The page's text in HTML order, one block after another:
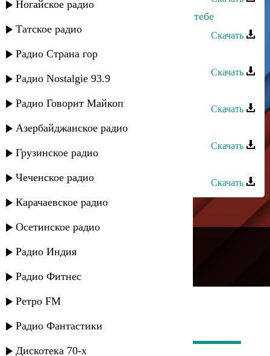
Ногайское радио
Татское радио
Радио Страна гор
Радио Nostalgie 93.9
Радио Говорит Майкоп
Азербайджанское радио
Грузинское радио
Чеченское радио
Карачаевское радио
Осетинское радио
Радио Индия
Радио Фитнес
Ретро FM
Радио Фантастики
Дискотека 70-х
Санижат Султанова - Я скучаю по тебе
Скачать
Хадижат Ибрагимова - Скучаю
Скачать
Скачать
Хадижат Ибрагимова - Скучаю
Скачать
Скачать
Русское радио